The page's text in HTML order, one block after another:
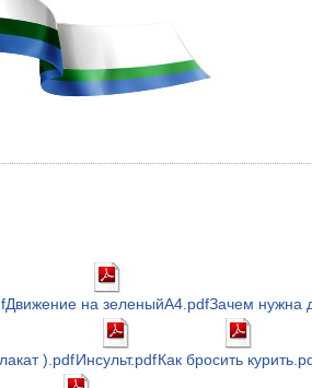
Движение на зеленыйА4.pdfЗачем нужна
).pdf Инсульт.pdf Как бросить